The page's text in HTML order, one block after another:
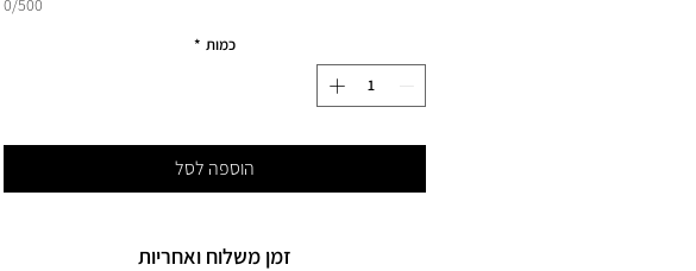
0/500
כמות *
הוספה לסל
זמן משלוח ואחריות